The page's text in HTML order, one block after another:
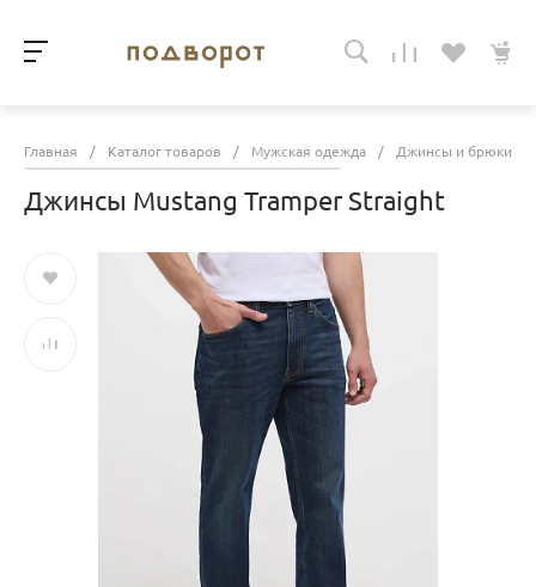
Главная / Каталог товаров / Мужская одежда / Джинсы и брюки
Джинсы Mustang Tramper Straight